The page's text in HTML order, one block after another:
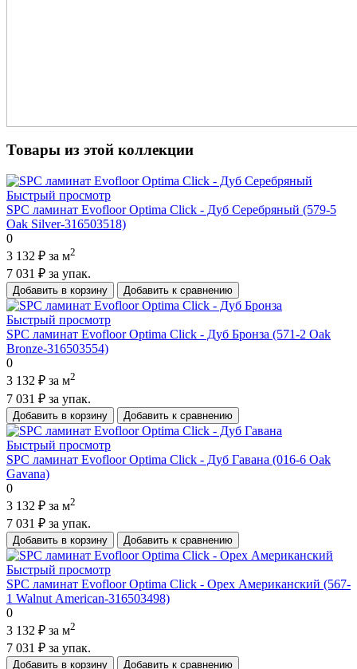
Товары из этой коллекции
Быстрый просмотр
SPC ламинат Evofloor Optima Click - Дуб Серебряный (579-5
Оak Silver-316503518)
0
3 132 ₽ за м2
7 031 ₽ за упак.
Добавить в корзину Добавить к сравнению
Быстрый просмотр
SPC ламинат Evofloor Optima Click - Дуб Бронза (571-2 Оak
Bronze-316503554)
0
3 132 ₽ за м2
7 031 ₽ за упак.
Добавить в корзину Добавить к сравнению
Быстрый просмотр
SPC ламинат Evofloor Optima Click - Дуб Гавана (016-6 Oak
Gavana)
0
3 132 ₽ за м2
7 031 ₽ за упак.
Добавить в корзину Добавить к сравнению
Быстрый просмотр
SPC ламинат Evofloor Optima Click - Орех Американский (567-
1 Walnut Аmerican-316503498)
0
3 132 ₽ за м2
7 031 ₽ за упак.
Добавить в корзину Добавить к сравнению